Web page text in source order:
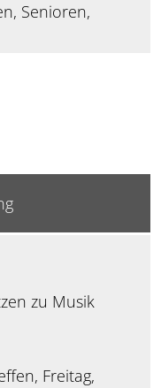
Senioren,
zu Musik
Freitag,